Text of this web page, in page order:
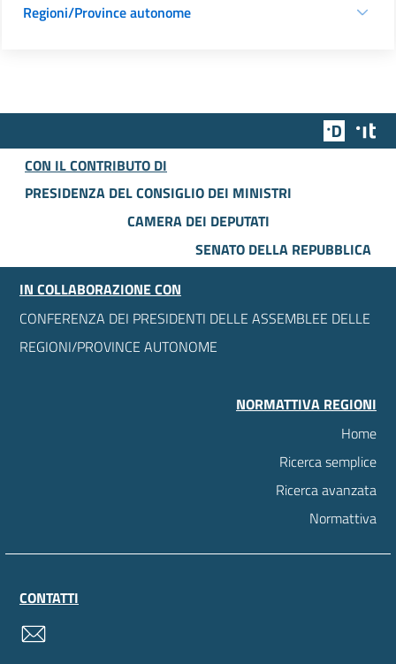
Regioni/Province autonome
Team
CON IL CONTRIBUTO DI
PRESIDENZA DEL CONSIGLIO DEI MINISTRI
CAMERA DEI DEPUTATI
SENATO DELLA REPUBBLICA
IN COLLABORAZIONE CON
CONFERENZA DEI PRESIDENTI DELLE ASSEMBLEE DELLE
REGIONI/PROVINCE AUTONOME
NORMATTIVA REGIONI
Home
Ricerca semplice
Ricerca avanzata
Normattiva
CONTATTI